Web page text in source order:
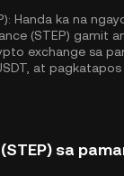
Handa ka na
(STEP) gamit
exchange sa
, at
sa